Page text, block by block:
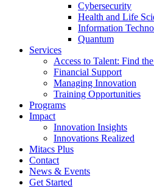
Cybersecurity
Health and Life
Information
Quantum
Services
Access to Talent: Find
Financial Support
Managing Innovation
Training Opportunities
Programs
Impact
Innovation Insights
Innovations Realized
Mitacs Plus
Contact
News & Events
Get Started